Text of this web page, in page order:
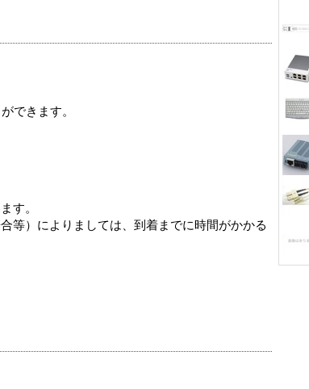
できます。
す。
等）によりましては、到着までに時間がかかる